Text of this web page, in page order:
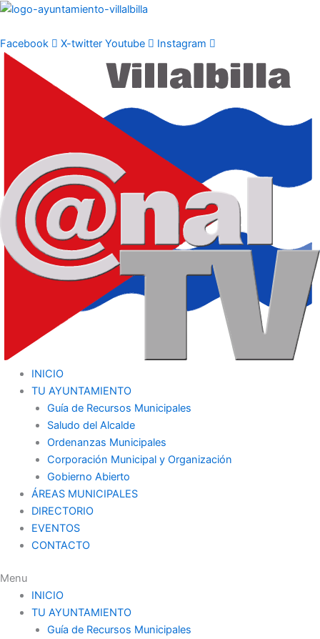
Ir
contenido
Facebook X-twitter Youtube Instagram
INICIO
TU AYUNTAMIENTO
Guía de Recursos Municipales
Saludo del Alcalde
Ordenanzas Municipales
Corporación Municipal y Organización
Gobierno Abierto
ÁREAS MUNICIPALES
DIRECTORIO
EVENTOS
CONTACTO
Menu
INICIO
TU AYUNTAMIENTO
Guía de Recursos Municipales